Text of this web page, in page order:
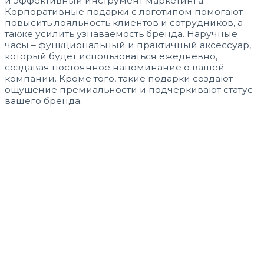
Корпоративные подарки с логотипом помогают
повысить лояльность клиентов и сотрудников, а
также усилить узнаваемость бренда. Наручные
часы – функциональный и практичный аксессуар,
который будет использоваться ежедневно,
создавая постоянное напоминание о вашей
компании. Кроме того, такие подарки создают
ощущение премиальности и подчеркивают статус
вашего бренда.